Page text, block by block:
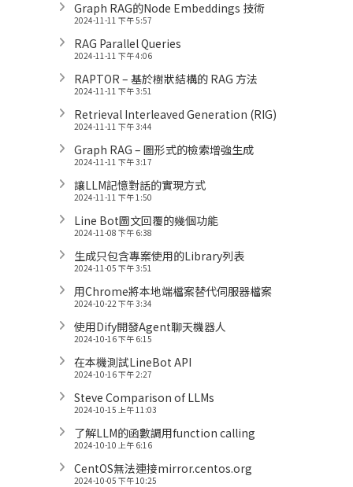
Graph RAG的Node Embeddings 技術
2024-11-11 下午 5:57
RAG Parallel Queries
2024-11-11 下午 4:06
RAPTOR – 基於樹狀結構的 RAG 方法
2024-11-11 下午 3:51
Retrieval Interleaved Generation (RIG)
2024-11-11 下午 3:44
Graph RAG – 圖形式的檢索增強生成
2024-11-11 下午 3:17
讓LLM記憶對話的實現方式
2024-11-11 下午 1:50
Line Bot圖文回覆的幾個功能
2024-11-08 下午 6:38
生成只包含專案使用的Library列表
2024-11-05 下午 3:51
用Chrome將本地端檔案替代伺服器檔案
2024-10-22 下午 3:34
使用Dify開發Agent聊天機器人
2024-10-16 下午 6:15
在本機測試LineBot API
2024-10-16 下午 2:27
Steve Comparison of LLMs
2024-10-15 上午 11:03
了解LLM的函數調用function calling
2024-10-10 上午 6:16
CentOS無法連接mirror.centos.org
2024-10-05 下午 10:25